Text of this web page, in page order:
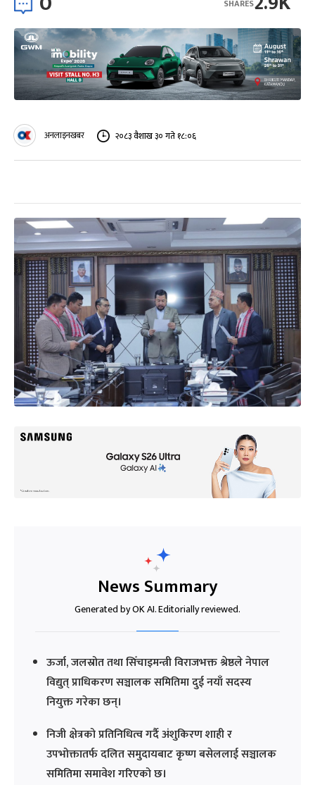
SHARES
अनलाइनखबर २०८३ वैशाख ३० गते १८:०६
News Summary
Generated by OK AI. Editorially reviewed.
ऊर्जा, जलस्रोत तथा सिँचाइमन्त्री विराजभक्त श्रेष्ठले नेपाल
विद्युत् प्राधिकरण सञ्चालक समितिमा दुई नयाँ सदस्य
नियुक्त गरेका छन्।
निजी क्षेत्रको प्रतिनिधित्व गर्दै अंशुकिरण शाही र
उपभोक्तातर्फ दलित समुदायबाट कृष्ण बसेललाई सञ्चालक
समितिमा समावेश गरिएको छ।